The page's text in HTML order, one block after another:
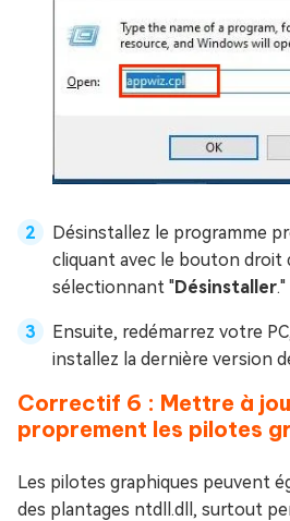
Désinstallez le programme
cliquant avec le bouton droit
sélectionnant "Désinstaller."
Ensuite, redémarrez votre
installez la dernière version
Correctif 6 : Mettre à
proprement les pilotes
Les pilotes graphiques peuvent
des plantages ntdll.dll, surtout